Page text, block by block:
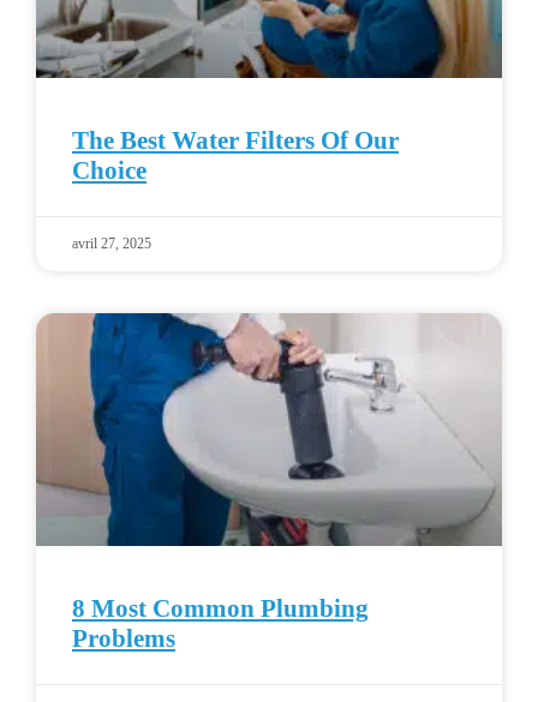
The Best Water Filters Of Our
Choice
avril 27, 2025
8 Most Common Plumbing
Problems